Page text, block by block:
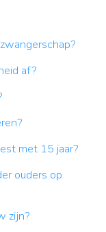
af?
met 15 jaar?
ouders op
zijn?